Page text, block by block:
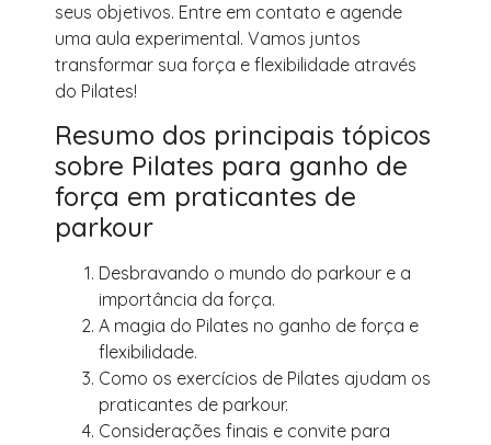
seus objetivos. Entre em contato e agende
uma aula experimental. Vamos juntos
transformar sua força e flexibilidade através
do Pilates!
Resumo dos principais tópicos
sobre Pilates para ganho de
força em praticantes de
parkour
Desbravando o mundo do parkour e a
importância da força.
A magia do Pilates no ganho de força e
flexibilidade.
Como os exercícios de Pilates ajudam os
praticantes de parkour.
Considerações finais e convite para